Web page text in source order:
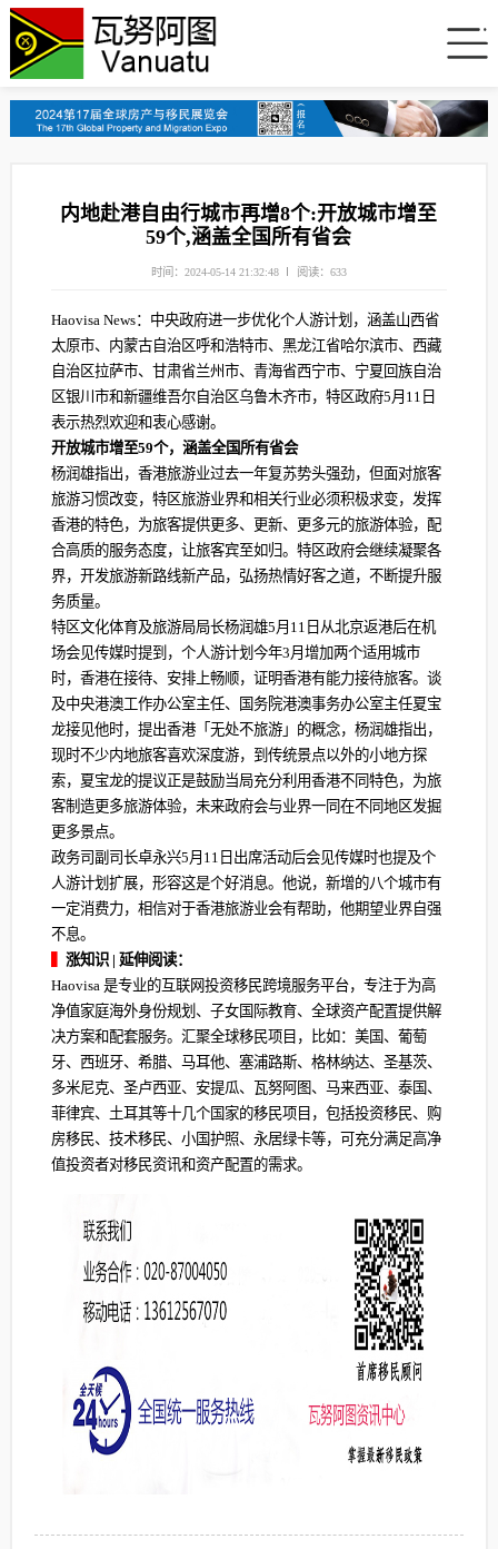
内地赴港自由行城市再增8个:开放城市增至
59个,涵盖全国所有省会
时间：2024-05-14 21:32:48 阅读：633
Haovisa News：中央政府进一步优化个人游计划，涵盖山西省
太原市、内蒙古自治区呼和浩特市、黑龙江省哈尔滨市、西藏
自治区拉萨市、甘肃省兰州市、青海省西宁市、宁夏回族自治
区银川市和新疆维吾尔自治区乌鲁木齐市，特区政府5月11日
表示热烈欢迎和衷心感谢。
开放城市增至59个，涵盖全国所有省会
杨润雄指出，香港旅游业过去一年复苏势头强劲，但面对旅客
旅游习惯改变，特区旅游业界和相关行业必须积极求变，发挥
香港的特色，为旅客提供更多、更新、更多元的旅游体验，配
合高质的服务态度，让旅客宾至如归。特区政府会继续凝聚各
界，开发旅游新路线新产品，弘扬热情好客之道，不断提升服
务质量。
特区文化体育及旅游局局长杨润雄5月11日从北京返港后在机
场会见传媒时提到，个人游计划今年3月增加两个适用城市
时，香港在接待、安排上畅顺，证明香港有能力接待旅客。谈
及中央港澳工作办公室主任、国务院港澳事务办公室主任夏宝
龙接见他时，提出香港「无处不旅游」的概念，杨润雄指出，
现时不少内地旅客喜欢深度游，到传统景点以外的小地方探
索，夏宝龙的提议正是鼓励当局充分利用香港不同特色，为旅
客制造更多旅游体验，未来政府会与业界一同在不同地区发掘
更多景点。
政务司副司长卓永兴5月11日出席活动后会见传媒时也提及个
人游计划扩展，形容这是个好消息。他说，新增的八个城市有
一定消费力，相信对于香港旅游业会有帮助，他期望业界自强
不息。
涨知识 | 延伸阅读：
Haovisa 是专业的互联网投资移民跨境服务平台，专注于为高
净值家庭海外身份规划、子女国际教育、全球资产配置提供解
决方案和配套服务。汇聚全球移民项目，比如：美国、葡萄
牙、西班牙、希腊、马耳他、塞浦路斯、格林纳达、圣基茨、
多米尼克、圣卢西亚、安提瓜、瓦努阿图、马来西亚、泰国、
菲律宾、土耳其等十几个国家的移民项目，包括投资移民、购
房移民、技术移民、小国护照、永居绿卡等，可充分满足高净
值投资者对移民资讯和资产配置的需求。